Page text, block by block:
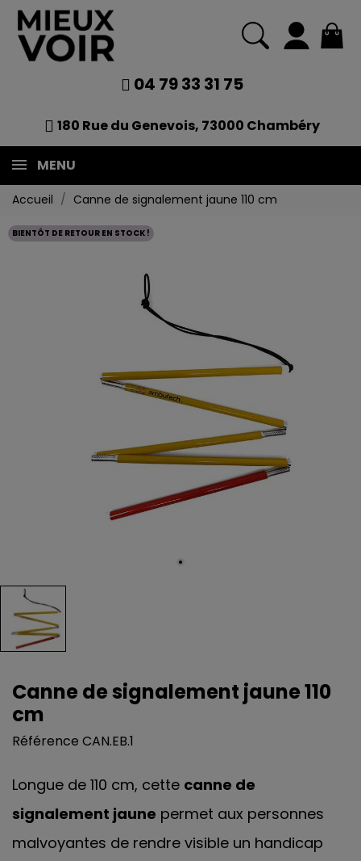
04 79 33 31 75
180 Rue du Genevois, 73000 Chambéry
MENU
Accueil Canne de signalement jaune 110 cm
BIENTÔT DE RETOUR EN STOCK !
Canne de signalement jaune 110
cm
Référence CAN.EB.1
Longue de 110 cm, cette canne de
signalement jaune permet aux personnes
malvoyantes de rendre visible un handicap